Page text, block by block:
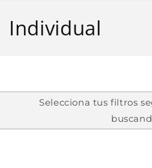
C
c
Individual
Selecciona tus filtros